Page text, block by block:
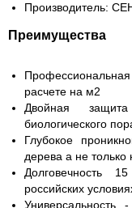
Производитель:
Преимущества
расчете на м2
Двойная
биологического
Глубокое
дерева а не только
Долговечность
российских